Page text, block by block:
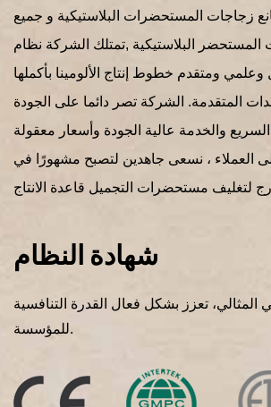
زجاجات المستحضرات البلاستيكية و جميع
البلاستيكية ,تمتلك الشركة نظام
وعلمي ومتقدم خطوط إنتاج الألومينا بأكملها
المتقدمة. الشركة تصر دائما على الجودة
السريع والخدمة عالية الجودة وأسعار معقولة
العملاء ، نسعى جاهدين لتصبح مشهورًا في
شهادة النظام
المثالي، تعزز بشكل فعال القدرة التنافسية
للمؤسسة.